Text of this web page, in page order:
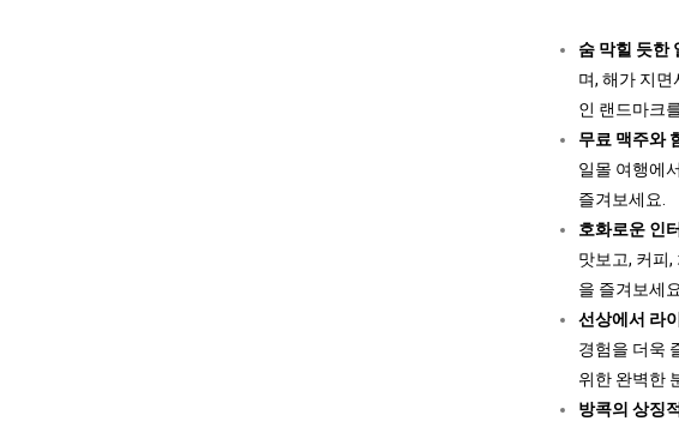
숨 막힐 듯한
며, 해가 지
인 랜드마크
무료 맥주와
일몰 여행에
즐겨보세요.
호화로운 인
맛보고, 커피
을 즐겨보세요.
선상에서 라
경험을 더욱
위한 완벽한
방콕의 상징